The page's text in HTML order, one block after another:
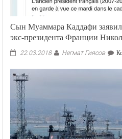
Сын Муаммара Каддафи
экс-президента Франции
22.03.2018 Негмат Гиясов